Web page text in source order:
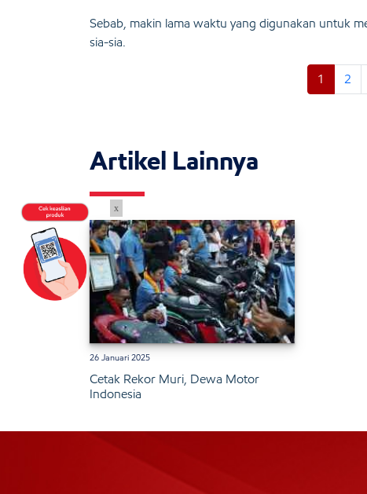
Sebab, makin lama waktu yang digunakan untuk
sia-sia.
1 2
Artikel Lainnya
26 Januari 2025
Cetak Rekor Muri, Dewa Motor
Indonesia
x